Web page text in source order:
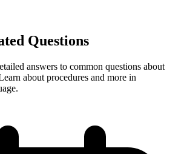
Questions
answers to common questions about
about procedures and more in